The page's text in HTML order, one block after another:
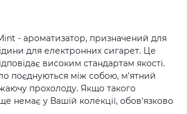
- ароматизатор, призначений для
для електронних сигарет. Це
високим стандартам якості.
поєднуються між собою, м'ятний
прохолоду. Якщо такого
немає у Вашій колекції, обов'язково